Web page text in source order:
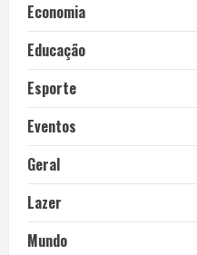
Economia
Educação
Esporte
Eventos
Geral
Lazer
Mundo